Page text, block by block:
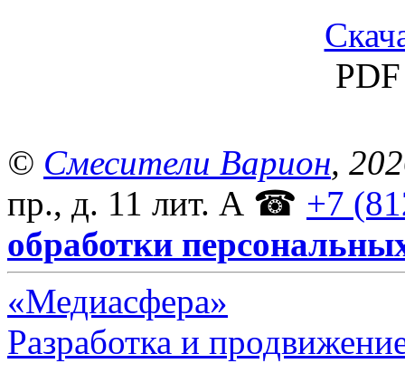
© Смесители Варион,
пр., д. 11 лит. А ☎ +7
обработки
«Медиасфера»
Разработка и